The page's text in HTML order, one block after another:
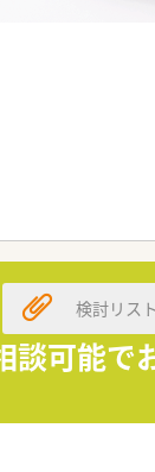
談可能で
検討リス